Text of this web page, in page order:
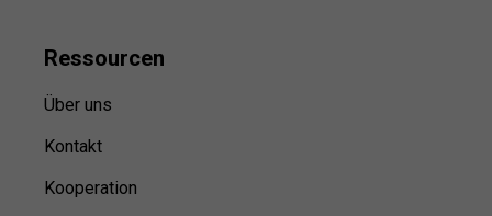
Ressourcen
Über uns
Kontakt
Kooperation